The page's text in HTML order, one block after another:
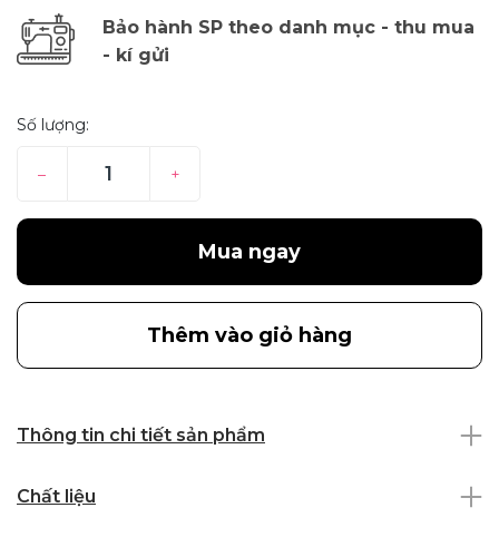
Bảo hành SP theo danh mục - thu mua
- kí gửi
Số lượng:
– +
Mua ngay
Thêm vào giỏ hàng
Thông tin chi tiết sản phẩm
Chất liệu